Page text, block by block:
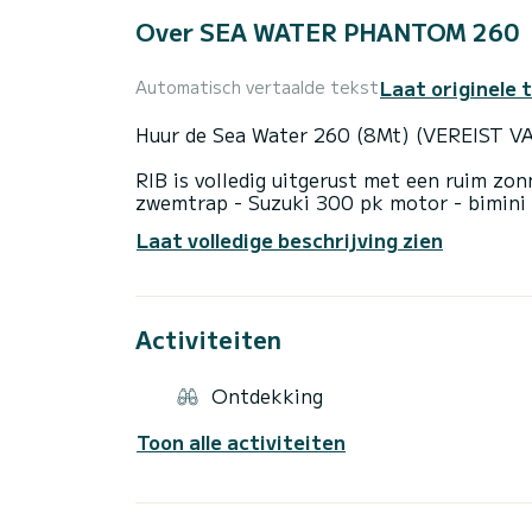
Over SEA WATER PHANTOM 260
Automatisch vertaalde tekstLaat originele
Huur de Sea Water 260 (8Mt) (VEREIST
RIB is volledig uitgerust met een ruim
zwemtrap - Suzuki 300 pk motor -
Stap aan boord en bereik het beste van
Iconische stranden zoals Capriccioli,
Zwembaden.
Tavolara & Molara
Laat volledige beschrijving zien
Activiteiten
Ontdekking
Toon alle activiteiten